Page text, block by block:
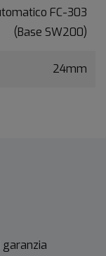
FC-303
(Base SW200)
24mm